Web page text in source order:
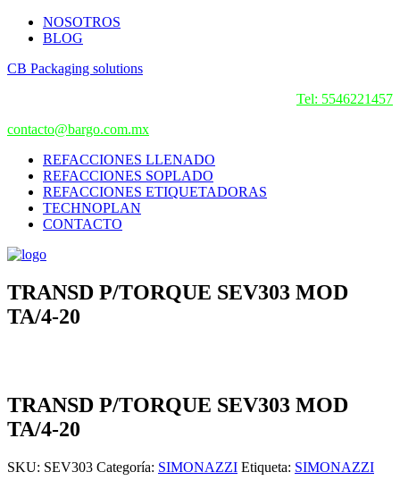
NOSOTROS
BLOG
CB Packaging solutions
Tel: 5546221457
contacto@bargo.com.mx
REFACCIONES LLENADO
REFACCIONES SOPLADO
REFACCIONES ETIQUETADORAS
TECHNOPLAN
CONTACTO
TRANSD P/TORQUE SEV303 MOD
TA/4-20
TRANSD P/TORQUE SEV303 MOD
TA/4-20
SKU: SEV303 Categoría: SIMONAZZI Etiqueta: SIMONAZZI